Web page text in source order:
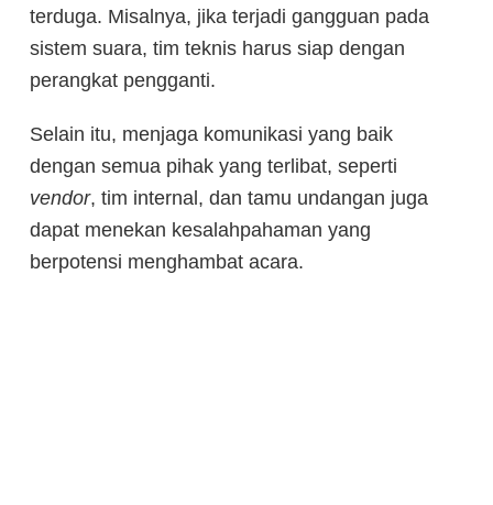
terduga. Misalnya, jika terjadi gangguan pada
sistem suara, tim teknis harus siap dengan
perangkat pengganti.
Selain itu, menjaga komunikasi yang baik
dengan semua pihak yang terlibat, seperti
vendor, tim internal, dan tamu undangan juga
dapat menekan kesalahpahaman yang
berpotensi menghambat acara.